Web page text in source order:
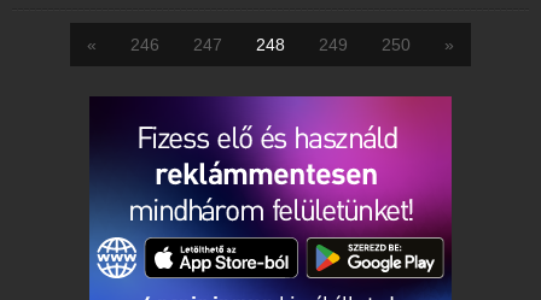
« 246 247 248 249 250 »